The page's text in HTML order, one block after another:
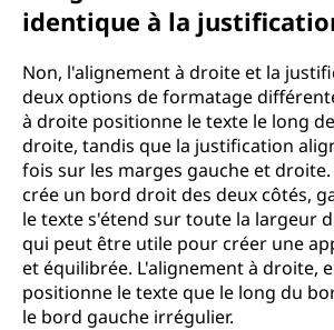
identique à la
Non, l'alignement à droite et la
deux options de formatage
à droite positionne le texte le long
droite, tandis que la justification
fois sur les marges gauche et
crée un bord droit des deux côtés,
le texte s'étend sur toute la largeur
qui peut être utile pour créer une
et équilibrée. L'alignement à droite,
positionne le texte que le long du
le bord gauche irrégulier.